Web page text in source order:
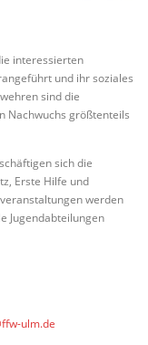
interessierten
und ihr soziales
sind die
Nachwuchs größtenteils
sich die
Erste Hilfe und
werden
Jugendabteilungen
ulm.de